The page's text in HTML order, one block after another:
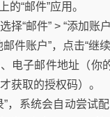
的“邮件”应用。
择“邮件” > “添加账户
件账户”，点击“继续
电子邮件地址（你
获取的授权码）。
”，系统会自动尝试